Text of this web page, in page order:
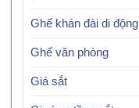
Ghế khán đài di động
Ghế văn phòng
Giá sắt